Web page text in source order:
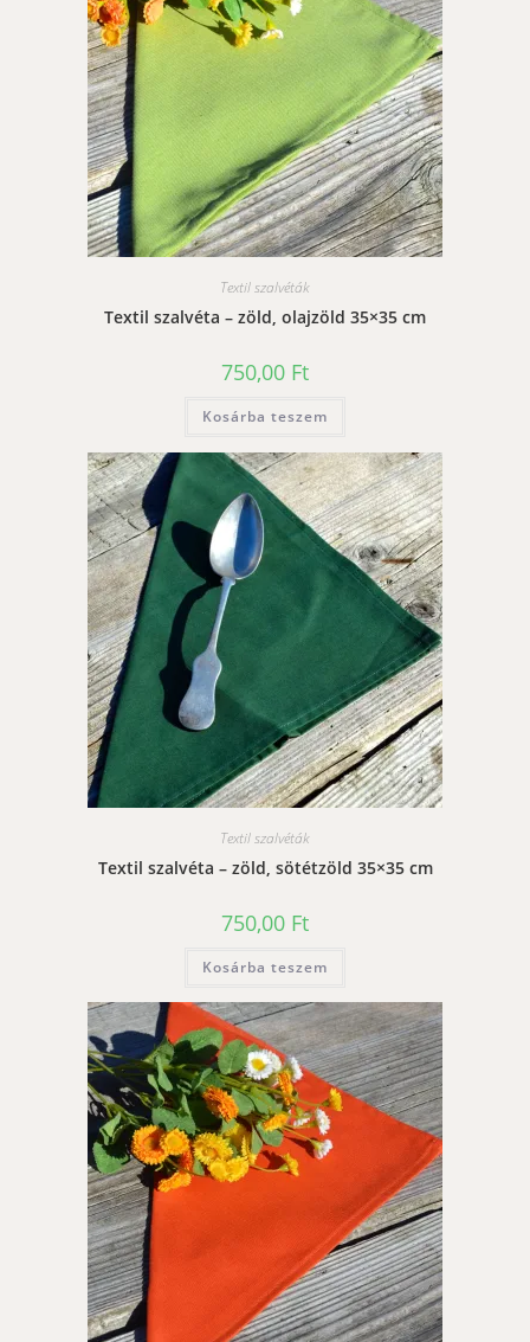
Textil szalvéták
Textil szalvéta – zöld, olajzöld 35×35 cm
750,00 Ft
Kosárba teszem
Textil szalvéták
Textil szalvéta – zöld, sötétzöld 35×35 cm
750,00 Ft
Kosárba teszem